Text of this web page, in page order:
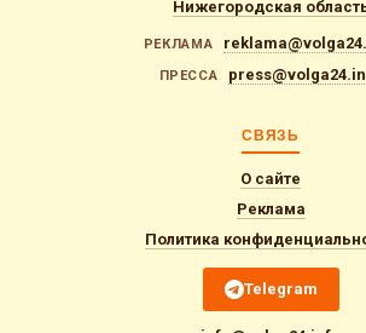
Нижегородская
РЕКЛАМА
ПРЕССА
СВЯЗЬ
О сайте
Реклама
Политика
Telegram